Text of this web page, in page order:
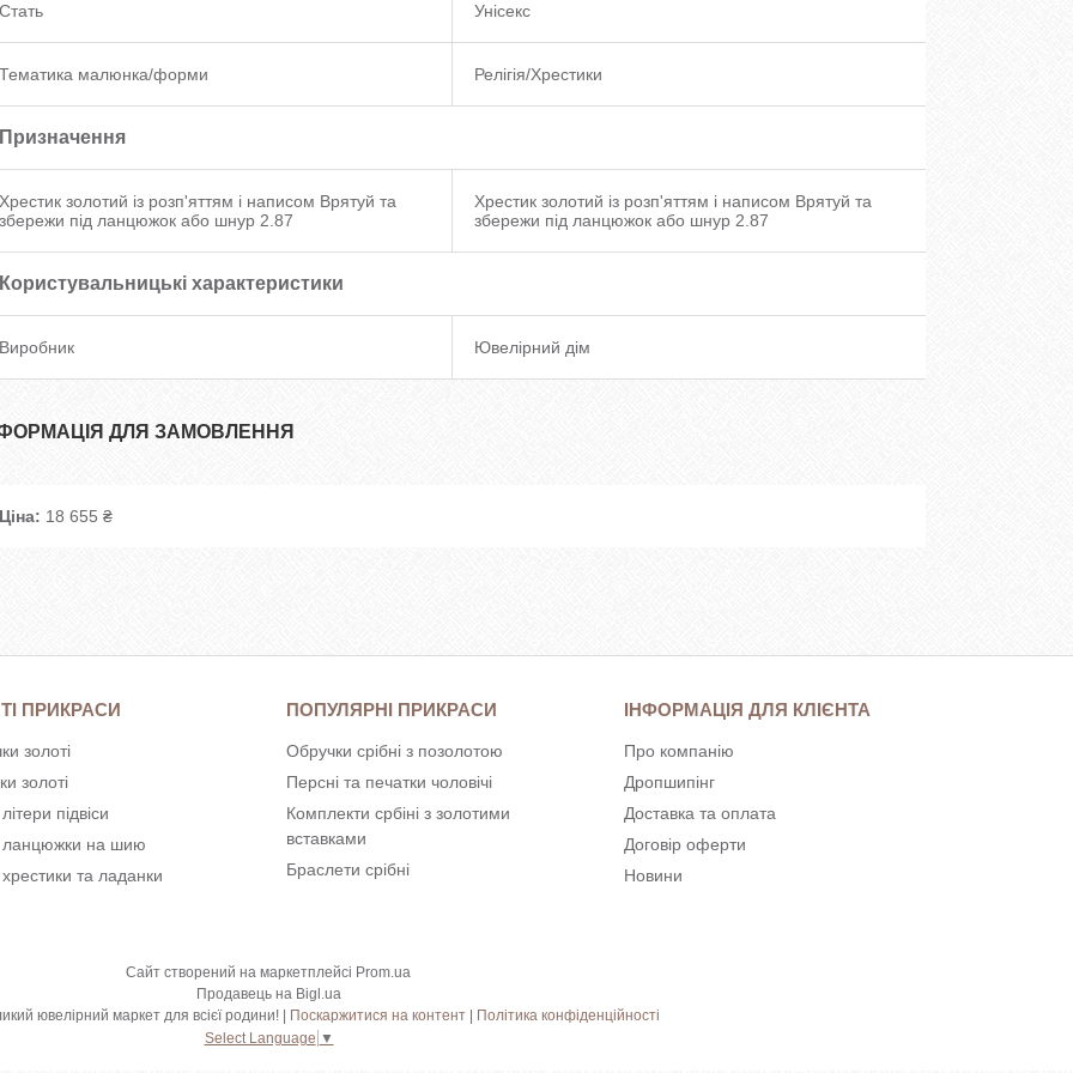
Стать Унісекс
Тематика малюнка/форми Релігія/Хрестики
Призначення
Хрестик золотий із розп'яттям і написом Врятуй та
збережи під ланцюжок або шнур 2.87
Хрестик золотий із розп'яттям і написом Врятуй та
збережи під ланцюжок або шнур 2.87
Користувальницькі характеристики
Виробник Ювелірний дім
ДЛЯ ЗАМОВЛЕННЯ
Ціна: 18 655 ₴
ПРИКРАСИ
золоті
золоті
підвіси
ланцюжки на шию
хрестики та ладанки
ПОПУЛЯРНІ ПРИКРАСИ
Обручки срібні з позолотою
Персні та печатки чоловічі
Комплекти србіні з золотими
вставками
Браслети срібні
ІНФОРМАЦІЯ ДЛЯ КЛІЄНТА
Про компанію
Дропшипінг
Доставка та оплата
Договір оферти
Новини
Сайт створений на маркетплейсі Prom.ua
Продавець на Bigl.ua
Поскаржитися на контент
Політика конфіденційності
Select Language ▼